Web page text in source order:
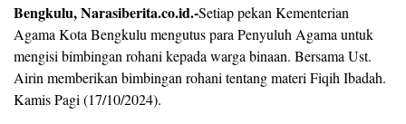
Bengkulu, Narasiberita.co.id.-Setiap pekan Kementerian
Agama Kota Bengkulu mengutus para Penyuluh Agama untuk
mengisi bimbingan rohani kepada warga binaan. Bersama Ust.
Airin memberikan bimbingan rohani tentang materi Fiqih Ibadah.
Kamis Pagi (17/10/2024).